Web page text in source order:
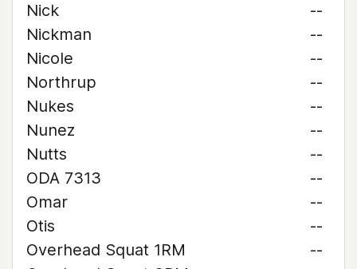
Nick
--
Nickman
--
Nicole
--
Northrup
--
Nukes
--
Nunez
--
Nutts
--
ODA 7313
--
Omar
--
Otis
--
Overhead Squat 1RM
--